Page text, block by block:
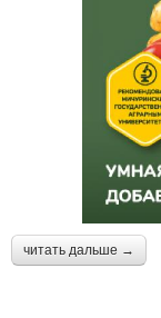
читать дальше →